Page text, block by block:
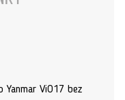
Yanmar ViO17 bez